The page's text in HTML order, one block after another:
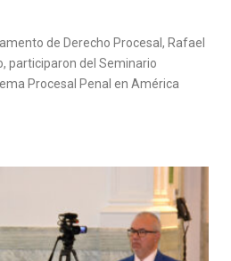
de Derecho Procesal, Rafael
participaron del Seminario
Procesal Penal en América